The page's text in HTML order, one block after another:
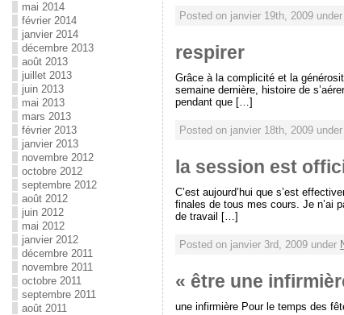
Posted on janvier 19th, 2009 under
respirer
Grâce à la complicité et la
semaine dernière, histoire de
pendant que […]
Posted on janvier 18th, 2009 under
la session est
C’est aujourd’hui que s’est
finales de tous mes cours. Je n’ai
de travail […]
Posted on janvier 3rd, 2009 under
« être une
une infirmière Pour le temps des
mai 2014
février 2014
janvier 2014
décembre 2013
août 2013
juillet 2013
juin 2013
mai 2013
mars 2013
février 2013
janvier 2013
novembre 2012
octobre 2012
septembre 2012
août 2012
juin 2012
mai 2012
janvier 2012
décembre 2011
novembre 2011
octobre 2011
septembre 2011
août 2011